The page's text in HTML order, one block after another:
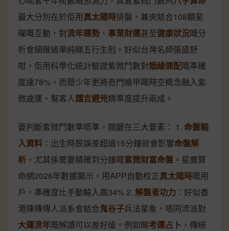
最大分別在於佢用真太陽時排盤，兼夾結合108顆星
曜嘅互動，對流年運勢 、 事業財運甚至健康狀況嘅分
析會細緻過單純睇五行生剋。好似台灣名師張盛舒
咁，佢用科學化統計驗證紫微鬥數對姻緣速配嘅準確
度達78%，而簡少年更將奇門遁甲嘅時空概念融入紫
微歲運，幫客人趨吉避兇精準度提升兩成。
要判斷紫微鬥數準唔準，關鍵在三大要素： 1. 命盤輸
入資料 ：出生時辰誤差超過15分鐘就會影響命盤解
析 ，尤其係需要精確到分鐘嘅紫微財富命盤 。星塵算
命網2026年數據顯示，用APP自動校正真太陽時嘅用
戶，準確度比手動輸入高34% 2. 解盤者功力 ：好似香
港陳摶傳人派系會結合鬼谷子兵法星象，唔同流派對
大運流年嘅解讀可以差好遠。例如睇考運占卜 ，傳統